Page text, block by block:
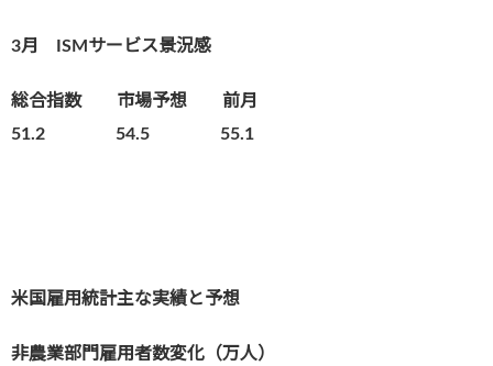
3月 ISMサービス景況感
総合指数 市場予想 前月
51.2 54.5 55.1
米国雇用統計主な実績と予想
非農業部門雇用者数変化（万人）